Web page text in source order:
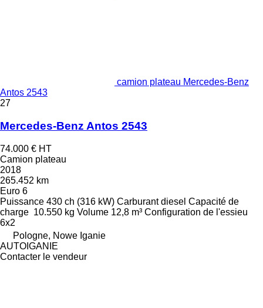
camion plateau Mercedes-Benz
Antos 2543
27
Mercedes-Benz Antos 2543
74.000 € HT
Camion plateau
2018
265.452 km
Euro 6
Puissance 430 ch (316 kW) Carburant diesel Capacité de
charge 10.550 kg Volume 12,8 m³ Configuration de l'essieu
6x2
Pologne, Nowe Iganie
AUTOIGANIE
Contacter le vendeur